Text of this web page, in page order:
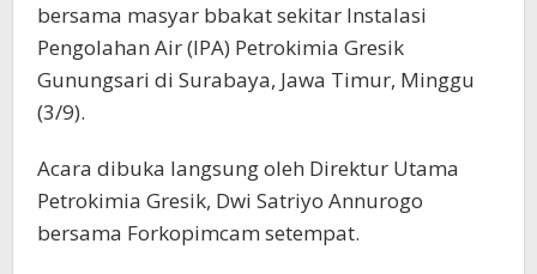
bersama masyar bbakat sekitar Instalasi
Pengolahan Air (IPA) Petrokimia Gresik
Gunungsari di Surabaya, Jawa Timur, Minggu
(3/9).
Acara dibuka langsung oleh Direktur Utama
Petrokimia Gresik, Dwi Satriyo Annurogo
bersama Forkopimcam setempat.